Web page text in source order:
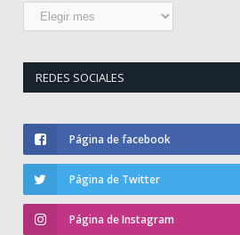
Registro
REDES SOCIALES
Página de facebook
Página de Twitter
Página de Instagram